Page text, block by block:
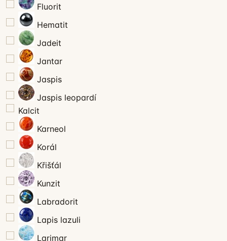
Fluorit
Hematit
Jadeit
Jantar
Jaspis
Jaspis leopardí
Kalcit
Karneol
Korál
Křišťál
Kunzit
Labradorit
Lapis lazuli
Larimar